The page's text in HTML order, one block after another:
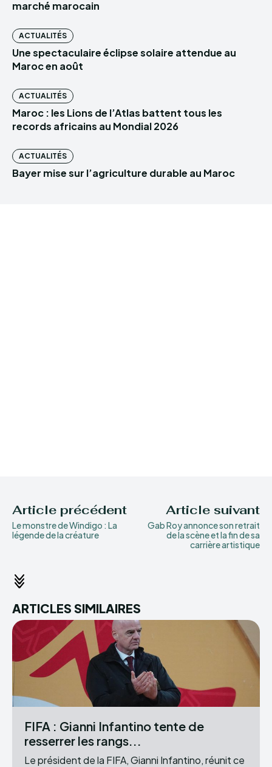
marché marocain
ACTUALITÉS
Une spectaculaire éclipse solaire attendue au
Maroc en août
ACTUALITÉS
Maroc : les Lions de l’Atlas battent tous les
records africains au Mondial 2026
ACTUALITÉS
Bayer mise sur l’agriculture durable au Maroc
Article précédent
Le monstre de Windigo : La
légende de la créature
Article suivant
Gab Roy annonce son retrait
de la scène et la fin de sa
carrière artistique
ARTICLES SIMILAIRES
FIFA : Gianni Infantino tente de
resserrer les rangs...
Le président de la FIFA, Gianni Infantino, réunit ce